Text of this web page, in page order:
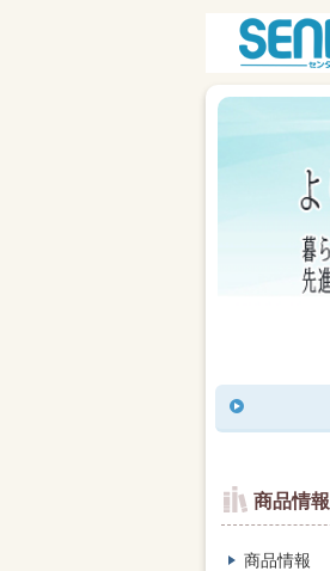
商品情報
商品情報